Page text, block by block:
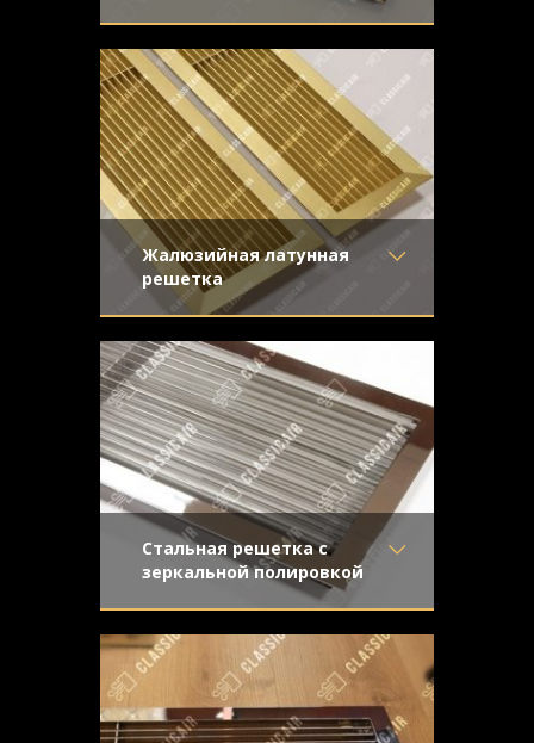
Материал- Латунь
Отделка- Полированная
латунь
Узор-
Конструкция- Жалюзи
латуни для вентиляционного отверстия.
Жалюзи прямые, крепеж
Жалюзийная латунная
решетка
Материал- Латунь
Отделка- Шлифованная
латунь
Узор-
Конструкция- Жалюзи
производстве и обработке, что
превращает ее не только в изысканный
Стальная решетка с
зеркальной полировкой
Материал- Нержавеющая
сталь
Отделка
- Полированная
нержавейка
Узор-
Конструкция- Жалюзи
производстве, но обладает
неповторимым внешним видом.
Зеркальная